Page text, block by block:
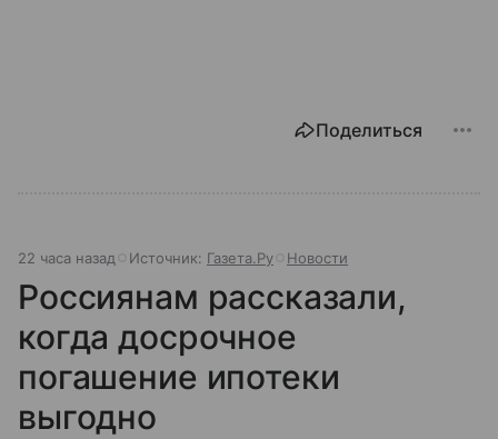
Поделиться
22 часа назад Источник: Газета.Ру Новости
Россиянам рассказали,
когда досрочное
погашение ипотеки
выгодно